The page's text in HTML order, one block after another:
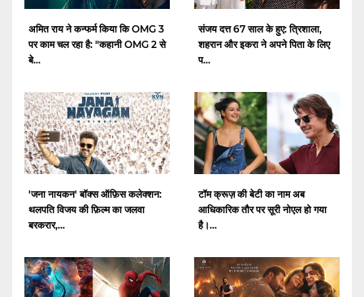
अमित राय ने कन्फर्म किया कि OMG 3
पर काम चल रहा है: "कहानी OMG 2 से
बे...
संजय दत्त 67 साल के हुए: त्रिशाला,
शहरान और इकरा ने अपने पिता के लिए
प...
'जना नायकन' बॉक्स ऑफ़िस कलेक्शन:
थलपति विजय की फ़िल्म का जलवा
बरकरार,...
टॉम क्रूज़ की बेटी का नाम अब
आधिकारिक तौर पर सूरी नोएल हो गया
है।...